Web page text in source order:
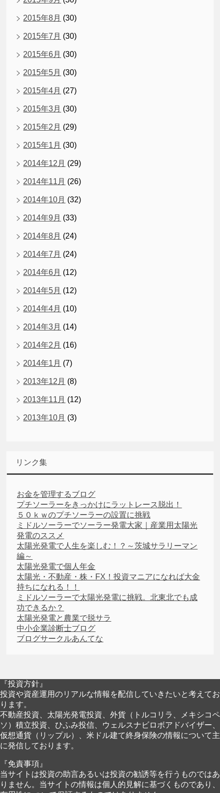
2015年8月 (30)
2015年7月 (30)
2015年6月 (30)
2015年5月 (30)
2015年4月 (27)
2015年3月 (30)
2015年2月 (29)
2015年1月 (30)
2014年12月 (29)
2014年11月 (26)
2014年10月 (32)
2014年9月 (33)
2014年8月 (24)
2014年7月 (24)
2014年6月 (12)
2014年5月 (12)
2014年4月 (10)
2014年3月 (14)
2014年2月 (16)
2014年1月 (7)
2013年12月 (8)
2013年11月 (12)
2013年10月 (3)
リンク集
お金を管理するブログ
プチソーラーをきっかけにラットレース脱出！
５０ｋｗのプチソーラーの設置に挑戦
ミドルソーラーでソーラー発電大家｜産業用太陽光
発電のススメ
太陽光発電で人生を楽しむ！？～茨城サラリーマン
編～
太陽光発電で個人年金
太陽光・不動産・株・FX！投資マニアになれば大金
持ちになれる！！
ミドルソーラーで太陽光発電に挑戦。北東北でも成
功できるか？
太陽光発電と農業で脱サラ
中小企業診断士ブログ
ブログサークルあんてな
『投資方針』
投資や資産運用のリアルな情報を配信していきたいと考えてお
ります。
不動産投資、太陽光発電投資、外貨（トルコリラ、メキシコペ
ソ）積立投資、ひふみ投信、ウェルスナビロボアドバイザー、
仮想通貨（リップル）、米ドル建て終身保険の情報について主
に発信しております。
『免責事項』
当サイトは投資の助言あるいは投資の勧誘等を行うものではあ
りません。当サイトの情報は個人的見解に基づくものであり、